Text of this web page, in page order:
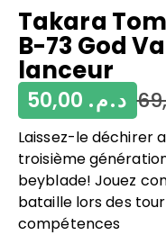
Takara
B-73 God
lanceur
د.م.
Laissez-le déchirer
troisième
beyblade! Jouez
bataille lors des
compétences